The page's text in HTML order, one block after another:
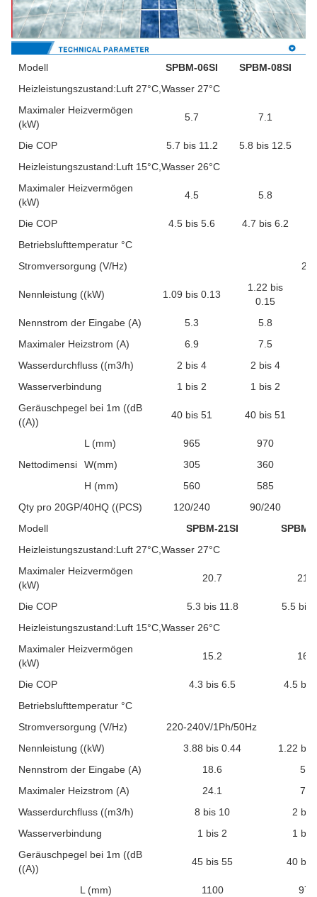
Modell SPBM-06SI
SPBM-08SI
Heizleistungszustand:Luft 27°C,Wasser 27°C
Maximaler Heizvermögen
(kW)
5.7 7.1
Die COP 5.7 bis 11.2
5.8 bis 12.5
Heizleistungszustand:Luft 15°C,Wasser 26°C
Maximaler Heizvermögen
(kW)
4.5 5.8
Die COP 4.5 bis 5.6
4.7 bis 6.2
Betriebslufttemperatur °C
Stromversorgung (V/Hz)
Nennleistung ((kW) 1.09 bis 0.13
1.22 bis
0.15
Nennstrom der Eingabe (A)
5.3
5.8
Maximaler Heizstrom (A)
6.9
7.5
Wasserdurchfluss ((m3/h)
2 bis 4
2 bis 4
Wasserverbindung
1 bis 2
1 bis 2
Geräuschpegel bei 1m ((dB
((A))
40 bis 51 40 bis 51
Nettodimension
L (mm) 965
970
W(mm)
305
360
H (mm)
560
585
Qty pro 20GP/40HQ ((PCS)
120/240
90/240
Modell
SPBM-21SI
SPBM-
Heizleistungszustand:Luft 27°C,Wasser 27°C
Maximaler Heizvermögen
(kW)
20.7 21.2
Die COP 5.3 bis 11.8
5.5 bis
Heizleistungszustand:Luft 15°C,Wasser 26°C
Maximaler Heizvermögen
(kW)
15.2 16.1
Die COP 4.3 bis 6.5
4.5 bis
Betriebslufttemperatur °C
Stromversorgung (V/Hz)
220-240V/1Ph/50Hz
Nennleistung ((kW)
3.88 bis 0.44
1.22 bis
Nennstrom der Eingabe (A)
18.6
5.8
Maximaler Heizstrom (A)
24.1
7.5
Wasserdurchfluss ((m3/h)
8 bis 10
2 bis
Wasserverbindung
1 bis 2
1 bis
Geräuschpegel bei 1m ((dB
((A))
45 bis 55 40 bis
L (mm) 1100
970